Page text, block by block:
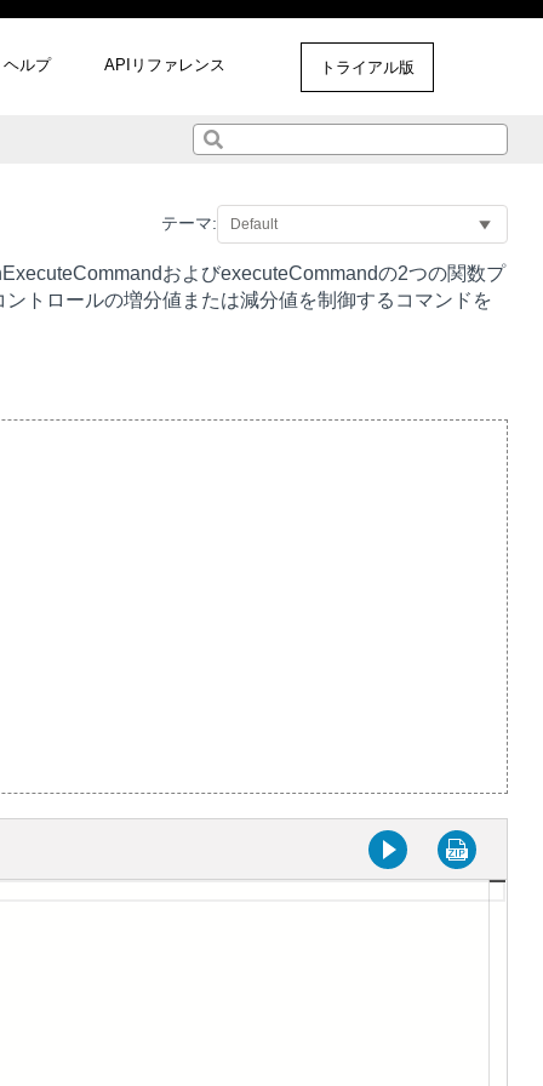
ヘルプ APIリファレンス トライアル版
テーマ:
およびexecuteCommandの2つの関数プ
トロールの増分値または減分値を制御するコマンドを